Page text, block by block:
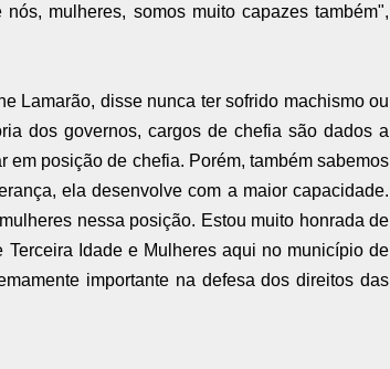
mulheres, somos muito capazes também",
Lamarão, disse nunca ter sofrido machismo ou
dos governos, cargos de chefia são dados a
em posição de chefia. Porém, também sabemos
ela desenvolve com a maior capacidade.
nessa posição. Estou muito honrada de
Idade e Mulheres aqui no município de
importante na defesa dos direitos das